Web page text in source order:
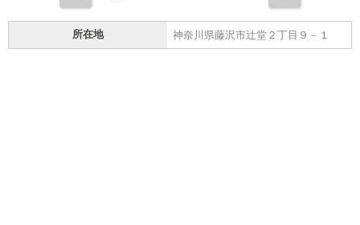
所在地 神奈川県藤沢市辻堂２丁目９－１